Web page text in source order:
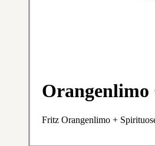
Orangenlimo
Fritz Orangenlimo +